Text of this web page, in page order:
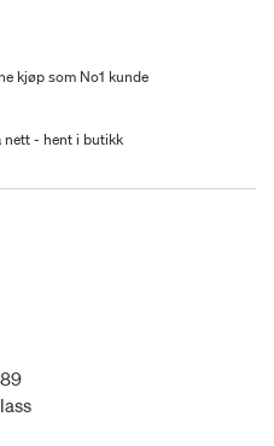
kjøp som No1 kunde
nett - hent i butikk